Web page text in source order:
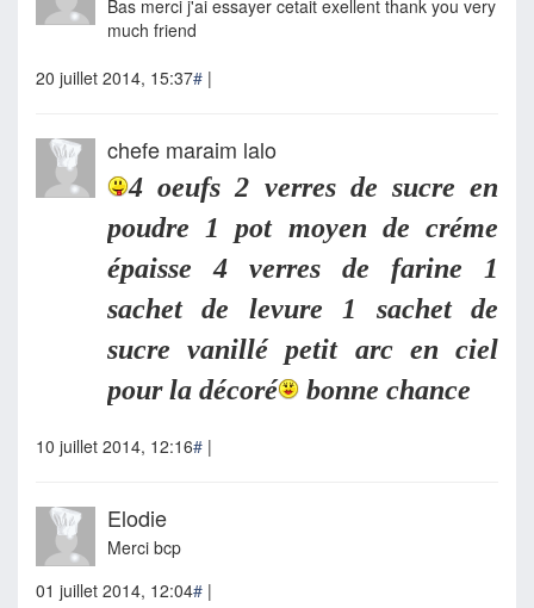
Bas merci j'ai essayer cetait exellent thank you very
much friend
20 juillet 2014, 15:37# |
chefe maraim lalo
4 oeufs 2 verres de sucre en
poudre 1 pot moyen de créme
épaisse 4 verres de farine 1
sachet de levure 1 sachet de
sucre vanillé petit arc en ciel
pour la décoré
bonne chance
10 juillet 2014, 12:16# |
Elodie
Merci bcp
01 juillet 2014, 12:04# |